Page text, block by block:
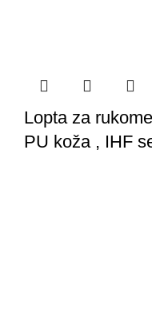
Lopta za
PU koža , IHF